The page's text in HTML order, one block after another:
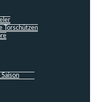
Torschützen